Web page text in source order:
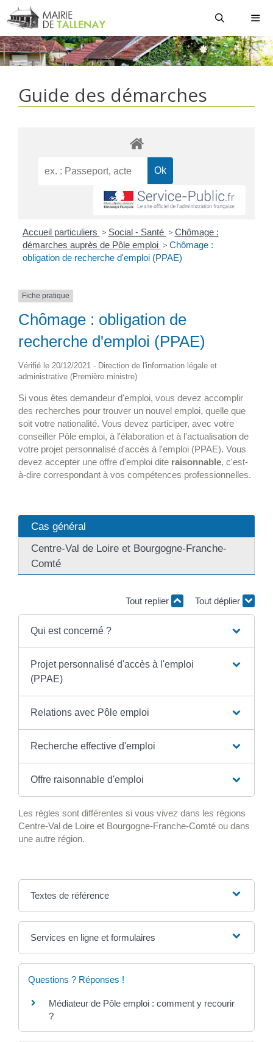
Aller
au
contenu
Guide des démarches
Accueil particuliers > Social - Santé > Chômage :
démarches auprès de Pôle emploi > Chômage :
obligation de recherche d'emploi (PPAE)
Fiche pratique
Chômage : obligation de
recherche d'emploi (PPAE)
Vérifié le 20/12/2021 - Direction de l'information légale et
administrative (Première ministre)
Si vous êtes demandeur d'emploi, vous devez accomplir
des recherches pour trouver un nouvel emploi, quelle que
soit votre nationalité. Vous devez participer, avec votre
conseiller Pôle emploi, à l'élaboration et à l'actualisation de
votre projet personnalisé d'accès à l'emploi (PPAE). Vous
devez accepter une offre d'emploi dite raisonnable, c'est-
à-dire correspondant à vos compétences professionnelles.
Cas général
Centre-Val de Loire et Bourgogne-Franche-
Comté
Tout replier Tout déplier
Qui est concerné ?
Projet personnalisé d'accès à l'emploi
(PPAE)
Relations avec Pôle emploi
Recherche effective d'emploi
Offre raisonnable d'emploi
Les règles sont différentes si vous vivez dans les régions
Centre-Val de Loire et Bourgogne-Franche-Comté ou dans
une autre région.
Textes de référence
Services en ligne et formulaires
Questions ? Réponses !
Médiateur de Pôle emploi : comment y recourir
?